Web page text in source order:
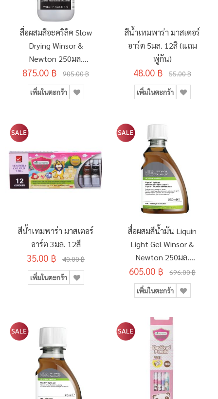
สื่อผสมสีอะคริลิค Slow
Drying Winsor &
Newton 250มล.
#3040932
875.00 ฿ 905.00 ฿
เพิ่มในตะกร้า
สีน้ำเทมพาร่า มาสเตอร์
อาร์ต 5มล. 12สี (แถม
พู่กัน)
48.00 ฿ 55.00 ฿
เพิ่มในตะกร้า
สีน้ำเทมพาร่า มาสเตอร์
อาร์ต 3มล. 12สี
35.00 ฿ 40.00 ฿
เพิ่มในตะกร้า
สื่อผสมสีน้ำมัน Liquin
Light Gel Winsor &
Newton 250มล.
#3039754
605.00 ฿ 696.00 ฿
เพิ่มในตะกร้า